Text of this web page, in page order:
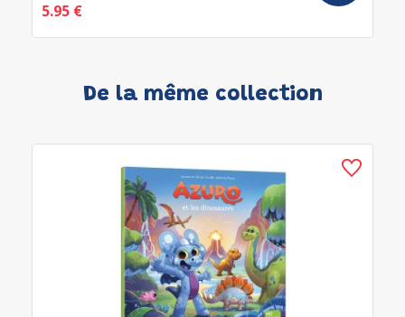
5.95 €
De la même collection